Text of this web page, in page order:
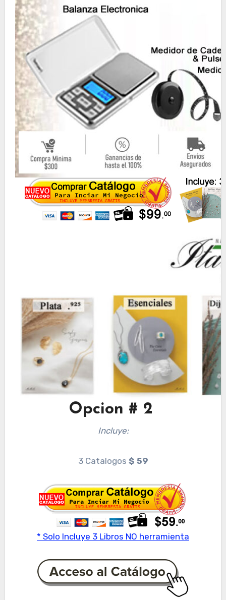
Opcion # 2
Incluye:
3 Catalogos $ 59
* Solo Incluye 3 Libros NO herramienta